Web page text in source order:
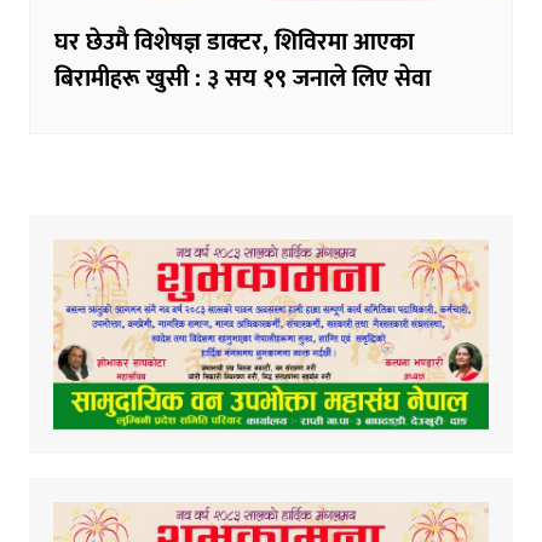
घर छेउमै विशेषज्ञ डाक्टर, शिविरमा आएका
बिरामीहरू खुसी : ३ सय १९ जनाले लिए सेवा